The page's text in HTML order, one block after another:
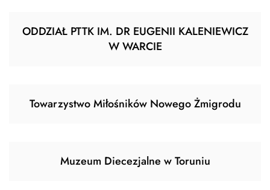
ODDZIAŁ PTTK IM. DR EUGENII KALENIEWICZ
W WARCIE
Towarzystwo Miłośników Nowego Żmigrodu
Muzeum Diecezjalne w Toruniu